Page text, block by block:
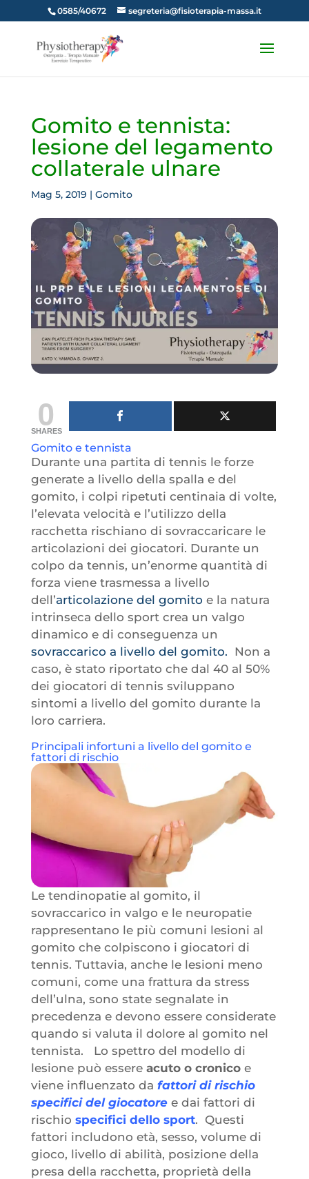
0585/40672 segreteria@fisioterapia-massa.it
Gomito e tennista:
lesione del legamento
collaterale ulnare
Mag 5, 2019 | Gomito
0
SHARES
Gomito e tennista
Durante una partita di tennis le forze
generate a livello della spalla e del
gomito, i colpi ripetuti centinaia di volte,
l’elevata velocità e l’utilizzo della
racchetta rischiano di sovraccaricare le
articolazioni dei giocatori. Durante un
colpo da tennis, un’enorme quantità di
forza viene trasmessa a livello
dell’articolazione del gomito e la natura
intrinseca dello sport crea un valgo
dinamico e di conseguenza un
sovraccarico a livello del gomito. Non a
caso, è stato riportato che dal 40 al 50%
dei giocatori di tennis sviluppano
sintomi a livello del gomito durante la
loro carriera.
Principali infortuni a livello del gomito e
fattori di rischio
Le tendinopatie al gomito, il
sovraccarico in valgo e le neuropatie
rappresentano le più comuni lesioni al
gomito che colpiscono i giocatori di
tennis. Tuttavia, anche le lesioni meno
comuni, come una frattura da stress
dell’ulna, sono state segnalate in
precedenza e devono essere considerate
quando si valuta il dolore al gomito nel
tennista. Lo spettro del modello di
lesione può essere acuto o cronicoe
viene influenzato da fattori di rischio
specifici del giocatoree dai fattori di
rischio specifici dello sport. Questi
fattori includono età, sesso, volume di
gioco, livello di abilità, posizione della
presa della racchetta, proprietà della